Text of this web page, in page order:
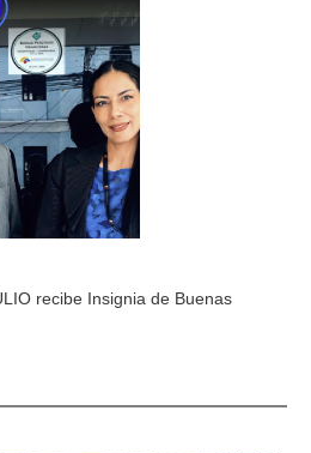
recibe Insignia de Buenas